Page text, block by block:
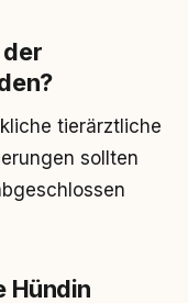
der
tierärztliche
sollten
Hündin